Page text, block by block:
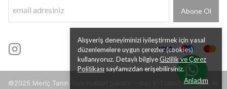
Alışveriş deneyiminizi iyileştirmek için yasal
düzenlemelere uygun çerezler (cookies)
kullanıyoruz. Detaylı bilgiyeGizlilik ve Çerez
Politikası sayfamızdan erişebilirsiniz.
Anladım
Abone Ol
©2025 Meriç Tanın Tüm Hakları Saklıdır - ikas E-Ticaret Altyapısı ile